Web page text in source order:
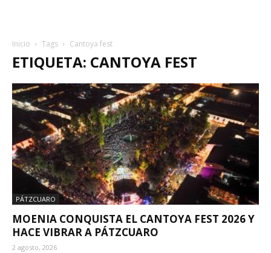
Inicio Tags Cantoya fest
ETIQUETA: CANTOYA FEST
PÁTZCUARO
MOENIA CONQUISTA EL CANTOYA FEST 2026 Y
HACE VIBRAR A PÁTZCUARO
2 agosto, 2026